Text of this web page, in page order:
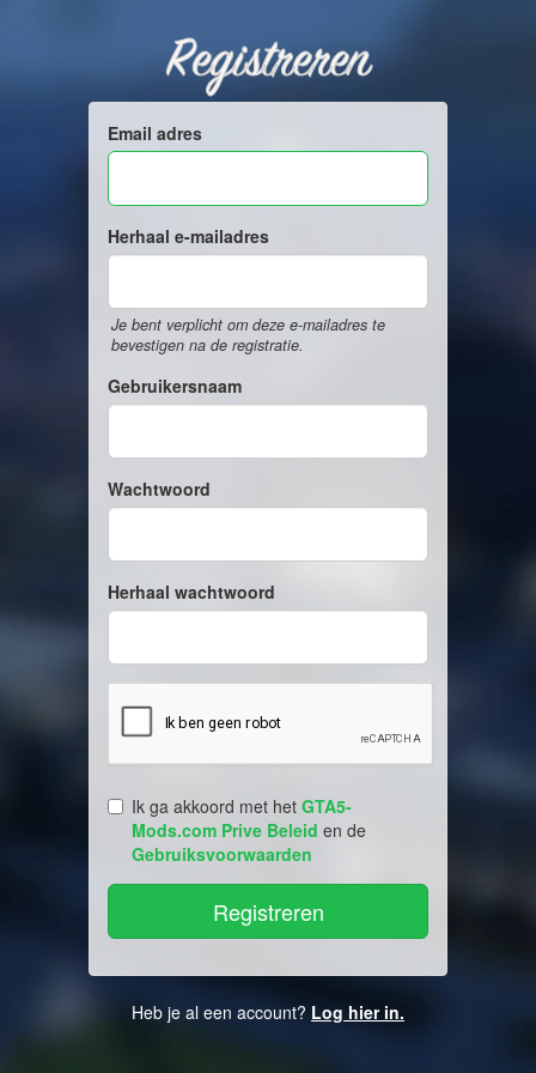
Registreren
Email adres
Herhaal e-mailadres
Je bent verplicht om deze e-mailadres te
bevestigen na de registratie.
Gebruikersnaam
Wachtwoord
Herhaal wachtwoord
Ik ga akkoord met het GTA5-
Mods.com Prive Beleid en de
Gebruiksvoorwaarden
Heb je al een account? Log hier in.